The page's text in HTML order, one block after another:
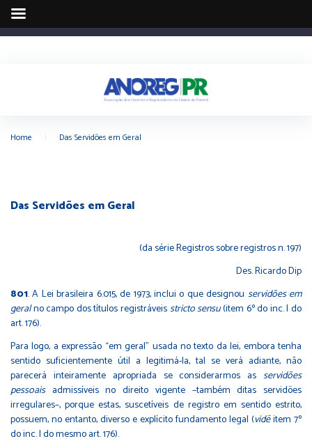
Home Das Servidões em Geral
Das Servidões em Geral
(da série Registros sobre registros n. 197)
Des. Ricardo Dip
801. A Lei brasileira 6.015, de 1973, inclui o que designou servidões em
geralno campo dos títulos registráveisstricto sensu(item 6º do inc. I do
art. 176).
Para logo, a expressão “em geral” usada no texto da lei, embora tenha
sentido suficientemente útil a legitimá-la, tal se verá adiante, não
parecerá inteiramente apropriada se considerarmos as servidões
pessoaisadmissíveis no direito vigente –também ditas servidões
irregulares–, porque estas, suscetíveis de registro em sentido estrito,
possuem, no entanto, diverso e explícito fundamento legal (vidēitem 7º
do inc. I do mesmo art. 176).